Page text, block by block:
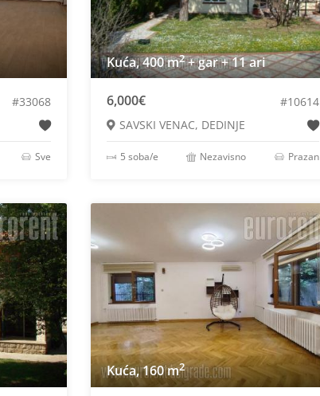
#33068
Sve
Kuća, 400 m2+ gar + 11 ari
6,000€
#10614
SAVSKI VENAC, DEDINJE
5 soba/e Nezavisno Prazan
Kuća, 160 m2